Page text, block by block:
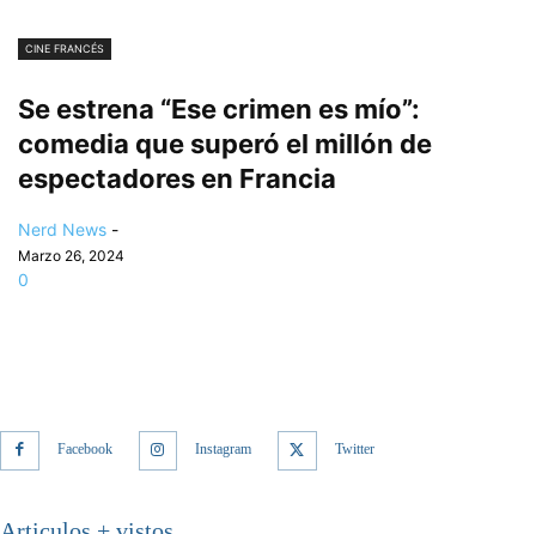
CINE FRANCÉS
Se estrena “Ese crimen es mío”:
comedia que superó el millón de
espectadores en Francia
Nerd News -
Marzo 26, 2024
0
Facebook Instagram Twitter